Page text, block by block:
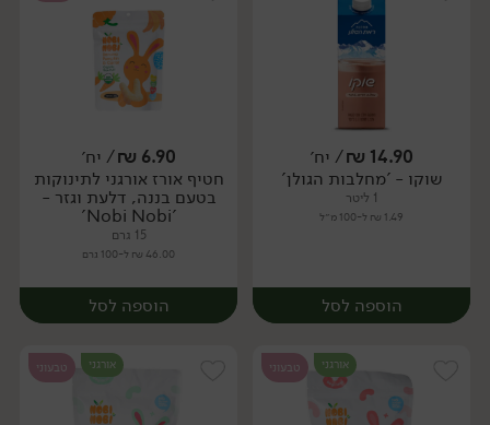
יח׳ יח׳
14.90
₪/ יח׳
שוקו - 'מחלבות הגולן'
1 ליטר
1.49 ₪ ל-100 מ״ל
הוספה לסל
6.90
₪/ יח׳
חטיף אורז אורגני לתינוקות
בטעם בננה, דלעת וגזר -
'Nobi Nobi'
15 גרם
46.00 ₪ ל-100 גרם
הוספה לסל
אורגני טבעוני אורגני טבעוני